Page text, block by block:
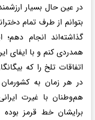
در عین حال بسیار
بتوانم از طرف تمام
گذاشته‌اند انجام
همدردی کنم و با ایفای
اتفاقات تلخ را که
در هر زمان به
هم‌وطنان با غیرت
برایشان خط قرمز